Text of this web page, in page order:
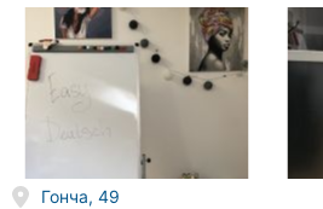
Гонча, 49